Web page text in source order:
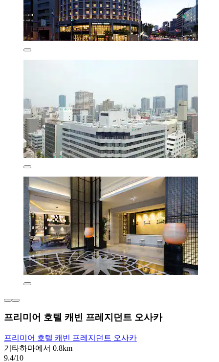
프리미어 호텔 캐빈 프레지던트 오사카
프리미어 호텔 캐빈 프레지던트 오사카
기타하마에서 0.8km
9.4/10